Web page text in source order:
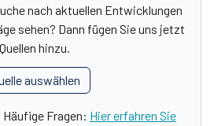
nach aktuellen Entwicklungen
sehen? Dann fügen Sie uns jetzt
hinzu.
auswählen
Fragen: Hier erfahren Sie